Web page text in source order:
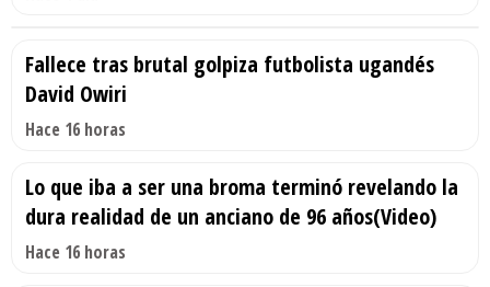
Fallece tras brutal golpiza futbolista ugandés
David Owiri
Hace 16 horas
Lo que iba a ser una broma terminó revelando la
dura realidad de un anciano de 96 años(Video)
Hace 16 horas